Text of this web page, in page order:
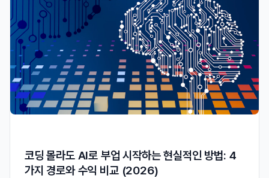
코딩 몰라도 AI로 부업 시작하는 현실적인 방법: 4
가지 경로와 수익 비교 (2026)